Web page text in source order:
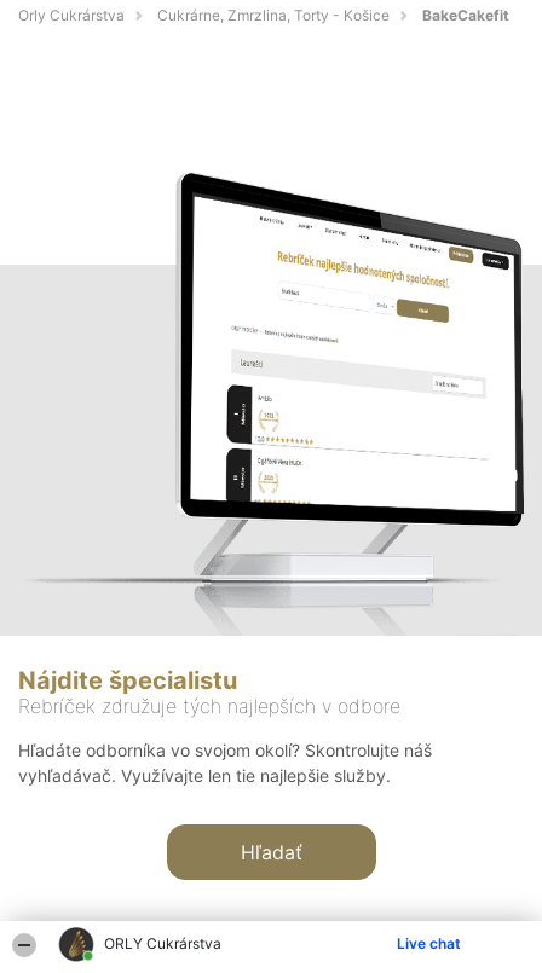
ORLY Cukrárstva Live chat
Orly Cukrárstva Cukrárne, Zmrzlina, Torty - Košice BakeCakefit
Nájdite špecialistu
Rebríček združuje tých najlepších v odbore
Hľadáte odborníka vo svojom okolí? Skontrolujte náš
vyhľadávač. Využívajte len tie najlepšie služby.
Hľadať